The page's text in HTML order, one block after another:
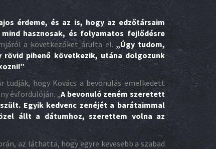
érdeme, és az is, hogy az edzőtársaim
hasznosak, és folyamatos fejlődésre
a következőket árulta el. „Úgy tudom,
pihenő következik, utána dolgozunk
hogy Kovács a bevonulás emelkedett
évfordulóján. „A bevonuló zeném szeretett
Egyik kedvenc zenéjét a barátaimmal
állt a dátumhoz, szerettem volna az
az láthatta, hogy egyre kevesebb a szabad